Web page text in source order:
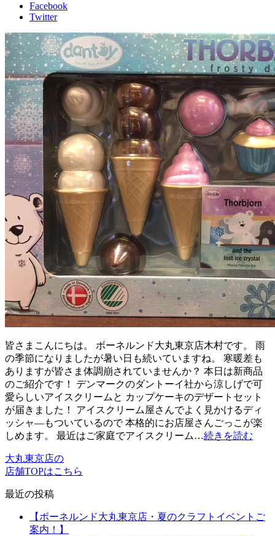
Facebook
Twitter
皆さまこんにちは。 ボーネルンド大丸東京店木村です。 雨
の季節になりましたが暑い日も続いていますね。 寒暖差も
ありますが皆さま体調崩されていませんか？ 本日は新商品
のご紹介です！ デンマークのダントーイ社から涼しげで可
愛らしいアイスクリームと カップケーキのデザートセット
が届きました！ アイスクリーム屋さんでよく見かけるディ
ッシャ―もついているので 本格的にお店屋さんごっこが楽
しめます。 最近はご家庭でアイスクリーム…続きを読む
大丸東京店の
店舗TOPはこちら
最近の投稿
【ボーネルンド大丸東京店・夏のクラフトイベントご
案内！】